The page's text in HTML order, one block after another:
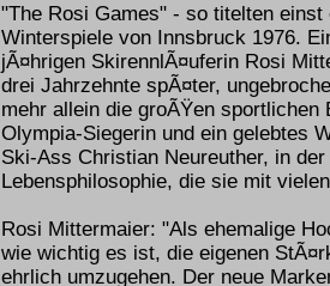
"The Rosi Games" - so titelten
Winterspiele von Innsbruck 1976.
jÃ¤hrigen SkirennlÃ¤uferin Rosi
drei Jahrzehnte spÃ¤ter,
mehr allein die groÃŸen
Olympia-Siegerin und ein gelebtes
Ski-Ass Christian Neureuther, in
Lebensphilosophie, die sie mit
Rosi Mittermaier: "Als ehemalige
wie wichtig es ist, die eigenen
ehrlich umzugehen. Der neue